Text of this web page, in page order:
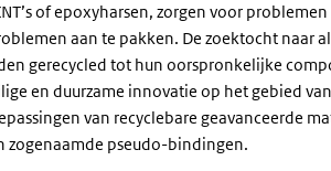
of epoxyharsen, zorgen voor
aan te pakken. De zoektocht naar
gerecycled tot hun oorspronkelijke
en duurzame innovatie op het gebied
van recyclebare geavanceerde
zogenaamde pseudo-bindingen.